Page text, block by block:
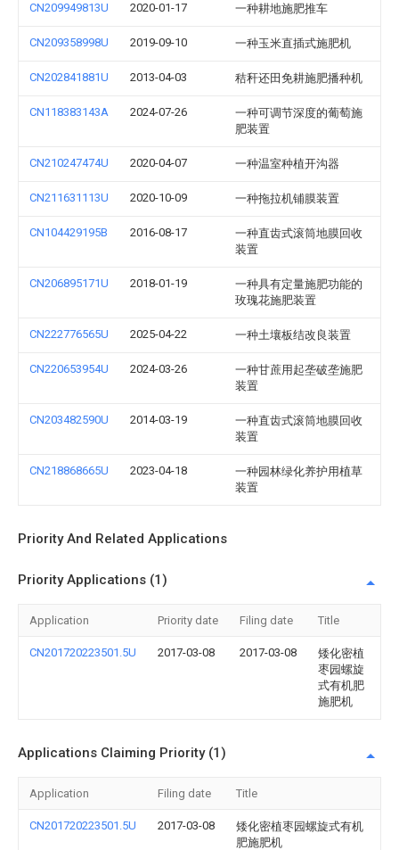
CN209949813U 2020-01-17 一种耕地施肥推车
CN209358998U 2019-09-10 一种玉米直插式施肥机
CN202841881U 2013-04-03 秸秆还田免耕施肥播种机
CN118383143A 2024-07-26
一种可调节深度的葡萄施
肥装置
CN210247474U 2020-04-07 一种温室种植开沟器
CN211631113U 2020-10-09 一种拖拉机铺膜装置
CN104429195B 2016-08-17
一种直齿式滚筒地膜回收
装置
CN206895171U 2018-01-19
一种具有定量施肥功能的
玫瑰花施肥装置
CN222776565U 2025-04-22 一种土壤板结改良装置
CN220653954U 2024-03-26
一种甘蔗用起垄破垄施肥
装置
CN203482590U 2014-03-19
一种直齿式滚筒地膜回收
装置
CN218868665U 2023-04-18
一种园林绿化养护用植草
装置
Priority And Related Applications
Priority Applications (1)
Application Priority date Filing date Title
CN201720223501.5U 2017-03-08 2017-03-08
矮化密植
枣园螺旋
式有机肥
施肥机
Applications Claiming Priority (1)
Application Filing date Title
CN201720223501.5U 2017-03-08
矮化密植枣园螺旋式有机
肥施肥机